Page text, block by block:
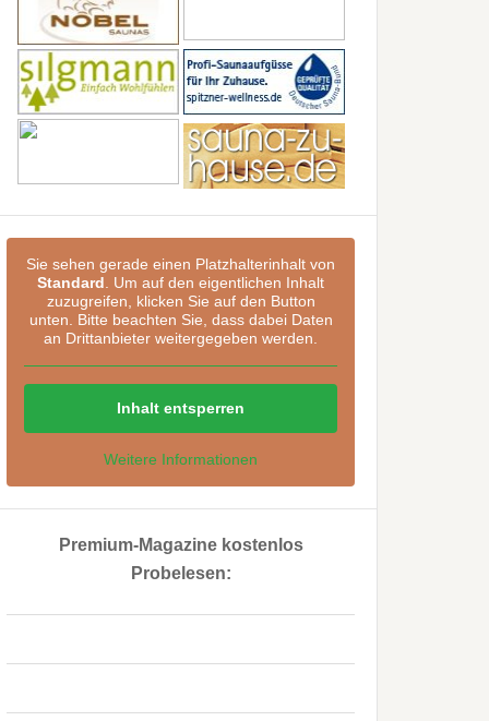
Sie sehen gerade einen Platzhalterinhalt von
Standard . Um auf den eigentlichen Inhalt
zuzugreifen, klicken Sie auf den Button
unten. Bitte beachten Sie, dass dabei Daten
an Drittanbieter weitergegeben werden.
Inhalt entsperren
Weitere Informationen
Premium-Magazine kostenlos
Probelesen: